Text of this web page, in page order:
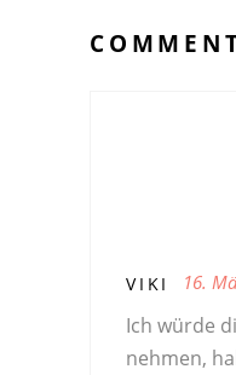
VIKI 16.
Ich würde
nehmen,